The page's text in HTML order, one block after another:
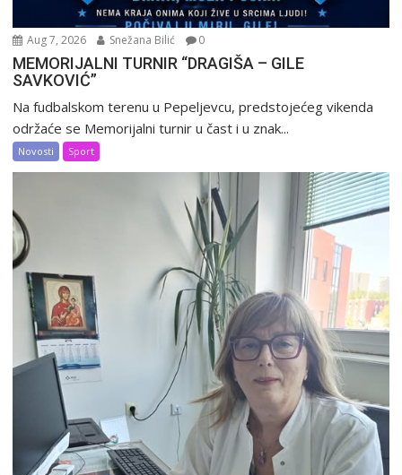
Aug 7, 2026 Snežana Bilić 0
MEMORIJALNI TURNIR “DRAGIŠA – GILE
SAVKOVIĆ”
Na fudbalskom terenu u Pepeljevcu, predstojećeg vikenda
održaće se Memorijalni turnir u čast i u znak...
Novosti Sport